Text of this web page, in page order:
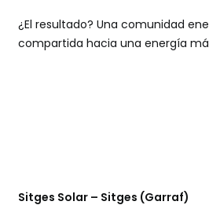
¿El resultado? Una comunidad
compartida hacia una energía
Sitges Solar – Sitges (Garraf)